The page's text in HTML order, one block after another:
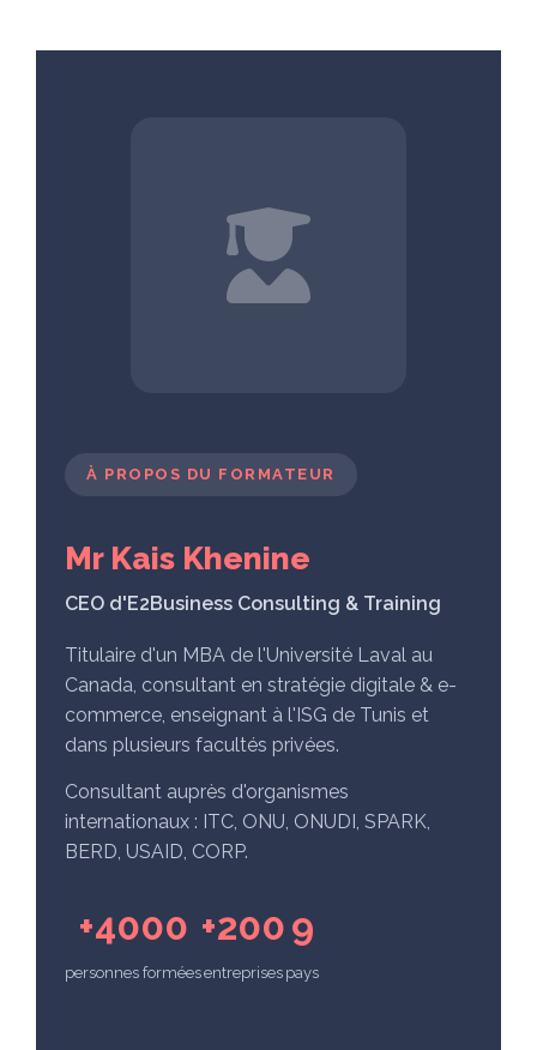
À PROPOS DU FORMATEUR
Mr Kais Khenine
CEO d'E2Business Consulting & Training
Titulaire d'un MBA de l'Université Laval au
Canada, consultant en stratégie digitale & e-
commerce, enseignant à l'ISG de Tunis et
dans plusieurs facultés privées.
Consultant auprès d'organismes
internationaux : ITC, ONU, ONUDI, SPARK,
BERD, USAID, CORP.
+4000
personnes formées
+200
entreprises
9
pays